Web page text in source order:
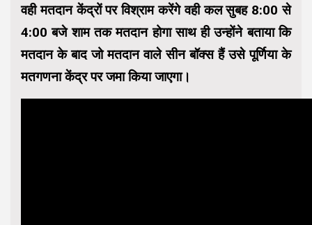
वही मतदान केंद्रों पर विश्राम करेंगे वही कल सुबह 8:00 से
4:00 बजे शाम तक मतदान होगा साथ ही उन्होंने बताया कि
मतदान के बाद जो मतदान वाले सीन बॉक्स हैं उसे पूर्णिया के
मतगणना केंद्र पर जमा किया जाएगा।